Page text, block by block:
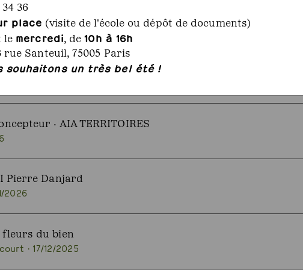
36
place (visite de l'école ou dépôt de documents)
le mercredi, de10h à 16h
rue Santeuil, 75005 Paris
souhaitons un très bel été !
Mercier Paysagiste
ET DÉVELOPPEMENT H/F · Conseil Départemental de
01/2026
· AIA TERRITOIRES
Pierre Danjard
2026
fleurs du bien
· 17/12/2025